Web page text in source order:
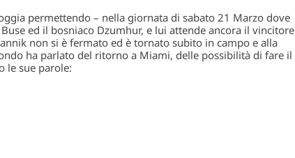
permettendo – nella giornata di sabato 21 Marzo dove
ed il bosniaco Dzumhur, e lui attende ancora il vincitore
non si è fermato ed è tornato subito in campo e alla
ha parlato del ritorno a Miami, delle possibilità di fare il
le sue parole: